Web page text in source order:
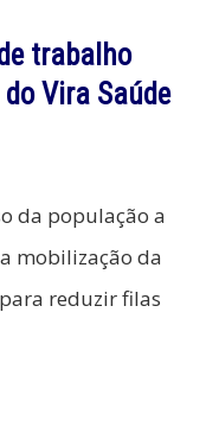
trabalho
Vira Saúde
da população a
mobilização da
reduzir filas